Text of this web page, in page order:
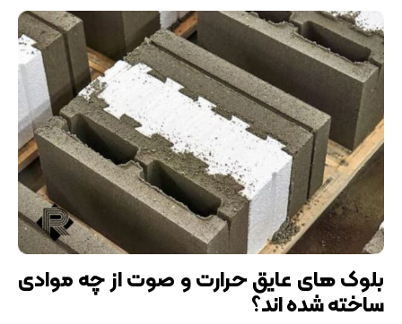
بلوک های عایق حرارت و صوت از چه موادی
ساخته شده اند؟